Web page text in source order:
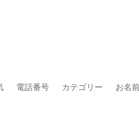
電話番号 カテゴリー お名